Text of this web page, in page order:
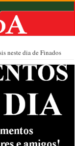
neste dia de Finados